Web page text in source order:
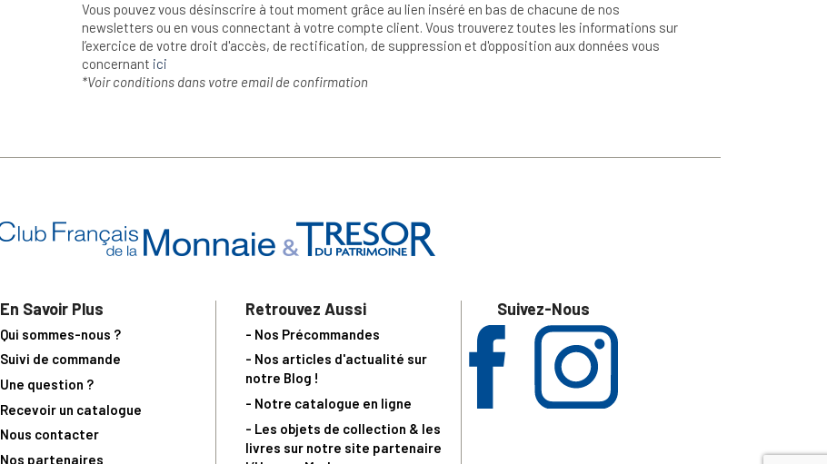
Vous pouvez vous désinscrire à tout moment grâce au lien inséré en bas de chacune de nos
newsletters ou en vous connectant à votre compte client. Vous trouverez toutes les informations sur
l’exercice de votre droit d'accès, de rectification, de suppression et d'opposition aux données vous
concernant ici
*Voir conditions dans votre email de confirmation
En Savoir Plus
Qui sommes-nous ?
Suivi de commande
Une question ?
Recevoir un catalogue
Nous contacter
Nos partenaires
Retrouvez Aussi
- Nos Précommandes
- Nos articles d'actualité sur
notre Blog !
- Notre catalogue en ligne
- Les objets de collection & les
livres sur notre site partenaire
Suivez-Nous